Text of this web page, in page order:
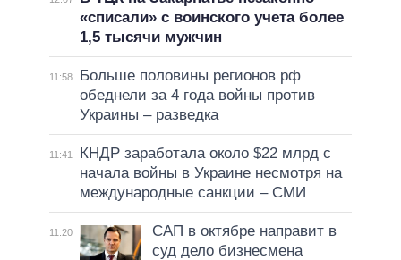
«списали» с воинского учета более
1,5 тысячи мужчин
11:58
Больше половины регионов рф
обеднели за 4 года войны против
Украины – разведка
11:41
КНДР заработала около $22 млрд с
начала войны в Украине несмотря на
международные санкции – СМИ
11:20
САП в октябре направит в
суд дело бизнесмена